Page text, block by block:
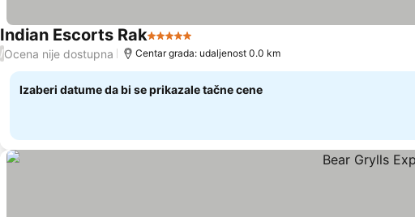
Indian Escorts Rak5 Zvezdice
/Ocena nije dostupna Centar grada: udaljenost 0.0 km
Izaberi datume da bi se prikazale tačne cene